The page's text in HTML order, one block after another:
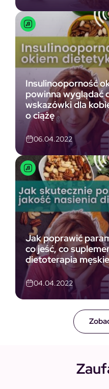
Insulinooporność
powinna wyglądać
wskazówki dla
o ciążę
06.04.2022
Jak poprawić
co jeść, co
dietoterapia
04.04.2022